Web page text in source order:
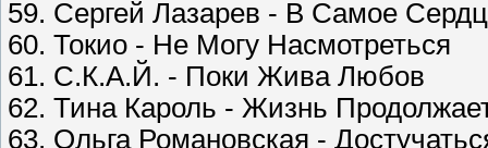
59. Сергей Лазарев - В Самое
60. Токио - Не Могу Насмотреться
61. С.К.А.Й. - Поки Жива Любов
62. Тина Кароль - Жизнь
63. Ольга Романовская -